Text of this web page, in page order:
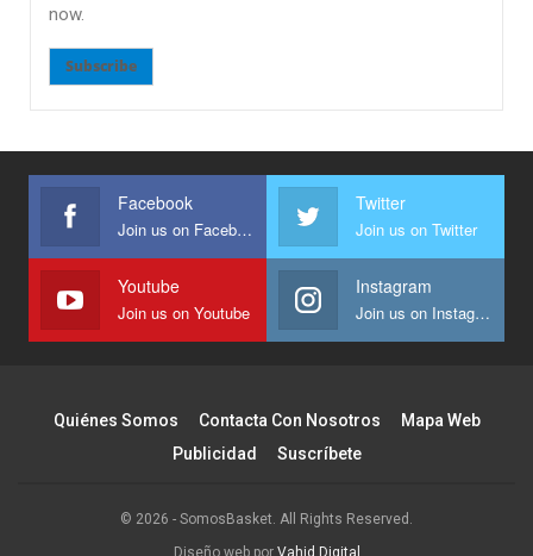
now.
Subscribe
Facebook
Join us on Facebook
Twitter
Join us on Twitter
Youtube
Join us on Youtube
Instagram
Join us on Instagram
Quiénes Somos Contacta Con Nosotros
Mapa Web
Publicidad
Suscríbete
© 2026 - SomosBasket. All Rights Reserved.